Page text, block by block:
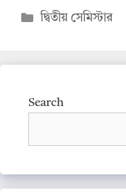
at
A
p
e
o
Categories
দ্বিতীয় সেমিস্টার
Search